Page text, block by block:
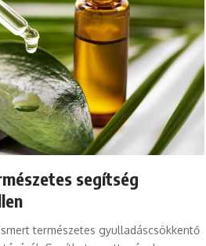
segítség
természetes gyulladáscsökkentő